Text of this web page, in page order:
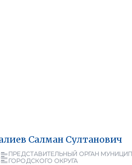
Салман Султанович
ПРЕДСТАВИТЕЛЬНЫЙ ОРГАН
ГОРОДСКОГО ОКРУГА